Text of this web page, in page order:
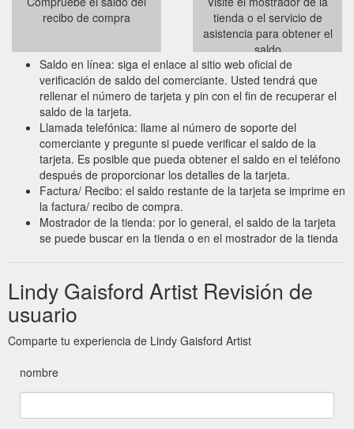
recibo de compra
tienda o el servicio de
asistencia para obtener el
saldo
Saldo en línea: siga el enlace al sitio web oficial de
verificación de saldo del comerciante. Usted tendrá que
rellenar el número de tarjeta y pin con el fin de recuperar el
saldo de la tarjeta.
Llamada telefónica: llame al número de soporte del
comerciante y pregunte si puede verificar el saldo de la
tarjeta. Es posible que pueda obtener el saldo en el teléfono
después de proporcionar los detalles de la tarjeta.
Factura/ Recibo: el saldo restante de la tarjeta se imprime en
la factura/ recibo de compra.
Mostrador de la tienda: por lo general, el saldo de la tarjeta
se puede buscar en la tienda o en el mostrador de la tienda
Lindy Gaisford Artist Revisión de
usuario
Comparte tu experiencia de Lindy Gaisford Artist
nombre